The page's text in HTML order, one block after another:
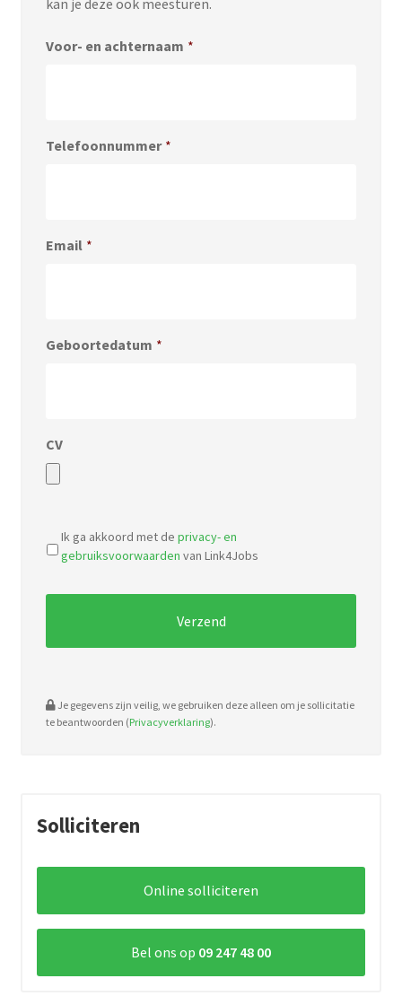
Voor- en achternaam *
Telefoonnummer *
Email *
Geboortedatum *
CV
types:
pdf,
doc.
Ik ga akkoord met de privacy- en
gebruiksvoorwaarden van Link4Jobs
Je gegevens zijn veilig, we gebruiken deze alleen om je sollicitatie
te beantwoorden (Privacyverklaring).
Solliciteren
Online solliciteren
Bel ons op 09 247 48 00